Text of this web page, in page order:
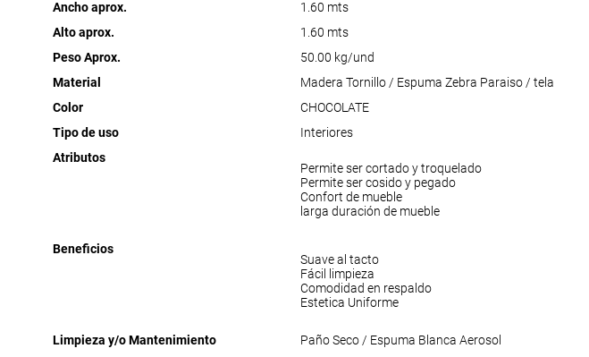
Ancho aprox.
1.60 mts
Alto aprox.
1.60 mts
Peso Aprox.
50.00 kg/und
Material
Madera Tornillo / Espuma Zebra Paraiso / tela
Color
CHOCOLATE
Tipo de uso
Interiores
Atributos
Permite ser cortado y troquelado
Permite ser cosido y pegado
Confort de mueble
larga duración de mueble
Beneficios
Suave al tacto
Fácil limpieza
Comodidad en respaldo
Estetica Uniforme
Limpieza y/o Mantenimiento
Paño Seco / Espuma Blanca Aerosol